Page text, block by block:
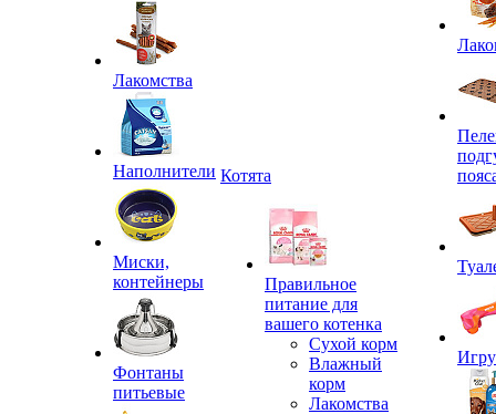
Лакомства
Наполнители
Миски,
контейнеры
Фонтаны
питьевые
Котята
Правильное
питание для
вашего котенка
Сухой корм
Влажный
корм
Лакомства